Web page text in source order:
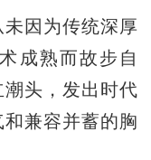
因为传统深厚
成熟而故步自
头，发出时代
兼容并蓄的胸